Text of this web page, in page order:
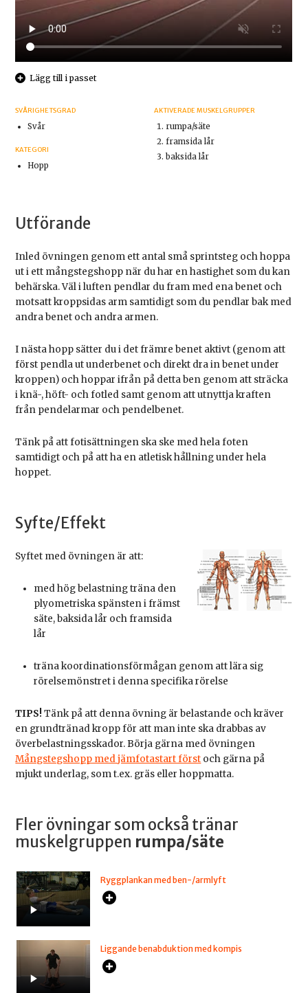
Lägg till i passet
SVÅRIGHETSGRAD
Svår
KATEGORI
Hopp
AKTIVERADE MUSKELGRUPPER
rumpa/säte
framsida lår
baksida lår
Utförande
Inled övningen genom ett antal små sprintsteg och hoppa
ut i ett mångstegshopp när du har en hastighet som du kan
behärska. Väl i luften pendlar du fram med ena benet och
motsatt kroppsidas arm samtidigt som du pendlar bak med
andra benet och andra armen.
I nästa hopp sätter du i det främre benet aktivt (genom att
först pendla ut underbenet och direkt dra in benet under
kroppen) och hoppar ifrån på detta ben genom att sträcka
i knä-, höft- och fotled samt genom att utnyttja kraften
från pendelarmar och pendelbenet.
Tänk på att fotisättningen ska ske med hela foten
samtidigt och på att ha en atletisk hållning under hela
hoppet.
Syfte/Effekt
Syftet med övningen är att:
med hög belastning träna den
plyometriska spänsten i främst
säte, baksida lår och framsida
lår
träna koordinationsförmågan genom att lära sig
rörelsemönstret i denna specifika rörelse
TIPS! Tänk på att denna övning är belastande och kräver
en grundtränad kropp för att man inte ska drabbas av
överbelastningsskador. Börja gärna med övningen
Mångstegshopp med jämfotastart först och gärna på
mjukt underlag, som t.ex. gräs eller hoppmatta.
Fler övningar som också tränar
muskelgruppen rumpa/säte
Ryggplankan med ben-/armlyft
Liggande benabduktion med kompis